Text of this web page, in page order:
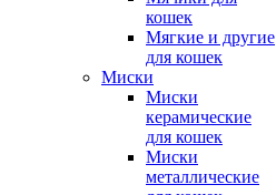
кошек
Мягкие и другие
для кошек
Миски
Миски
керамические
для кошек
Миски
металлические